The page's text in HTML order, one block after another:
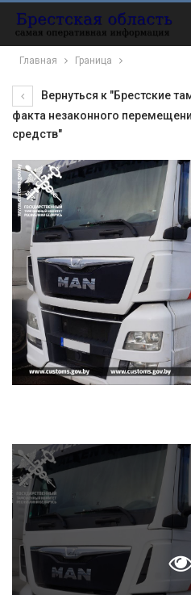
Главная Граница
Вернуться к "Брестские
факта незаконного
средств"